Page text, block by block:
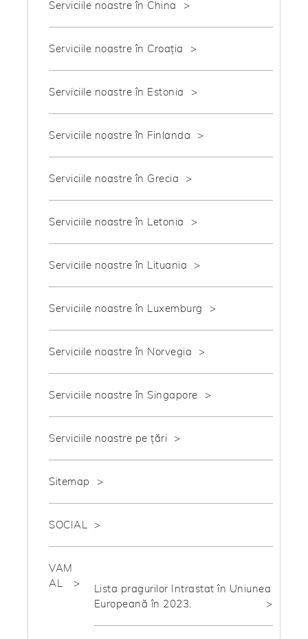
Serviciile noastre în China
Serviciile noastre în Croaţia
Serviciile noastre în Estonia
Serviciile noastre în Finlanda
Serviciile noastre în Grecia
Serviciile noastre în Letonia
Serviciile noastre în Lituania
Serviciile noastre în Luxemburg
Serviciile noastre în Norvegia
Serviciile noastre în Singapore
Serviciile noastre pe țări
Sitemap
SOCIAL
VAM
AL
Lista pragurilor Intrastat în Uniunea
Europeană în 2023.